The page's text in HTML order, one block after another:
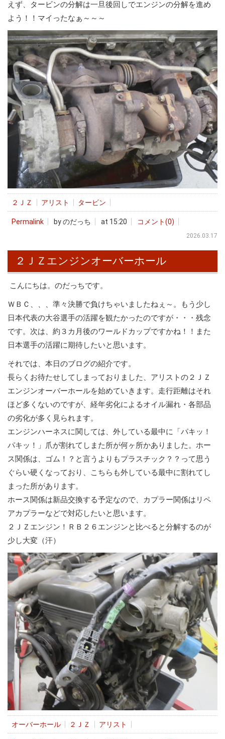
えず、タービンの分解は一旦後回しでエンジンの分解を進め
よう！！マイったなぁ～～～
２ＪＺ アリスト タービン
Permalink by のだっち at 15:20 コメント(0)
2026.03.17
２ＪＺエンジンオーバーホール
こんにちは。のだっちです。
ＷＢＣ、、、準々決勝で負けちゃいましたねぇ～。もう少し
日本代表の大谷選手の活躍を観たかったのですが・・・残念
です。次は、約３カ月後のワールドカップですかね！！また
日本選手の活躍に期待したいと思います。
それでは、本日のブログの紹介です。
長らくお待たせしてしまっておりました、アリストの２ＪＺ
エンジンオーバーホールを始めていきます。走行距離はそれ
ほど多くないのですが、経年劣化によるオイル漏れ・各部品
の劣化が多く見られます。
エンジンハーネスに関しては、外している最中に「パキッ！
パキッ！」爪が割れてしまた所が何ヶ所かありました。ホー
ス関係は、ゴム！？と言うよりもプラスチック？？って思う
ぐらい硬くなっており、こちらも外している最中に割れてし
まった所があります。
ホース関係は新品交換する予定なので、カプラー関係はリペ
アカプラーなどで対応したいと思います。
２ＪＺエンジン！ＲＢ２６エンジンと比べると分解するのが
少し大変（汗）
オーバーホール ２ＪＺ アリスト